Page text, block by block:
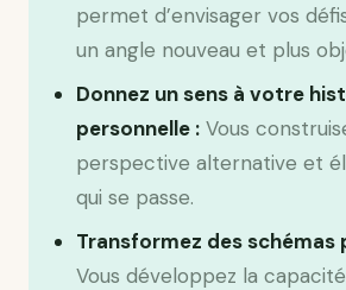
permet d’envisager vos
un angle nouveau et plus
Donnez un sens à votre
personnelle : Vous
perspective alternative et
qui se passe.
Transformez des schémas
Vous développez la